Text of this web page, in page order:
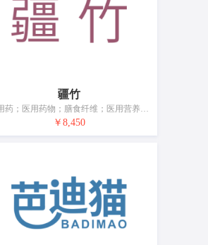
疆竹
人用药；医用药物；膳食纤维；医用营养食物；营养补充剂；空气净化制剂；兽医用药；杀虫剂；卫生巾；牙用研磨剂
￥8,450